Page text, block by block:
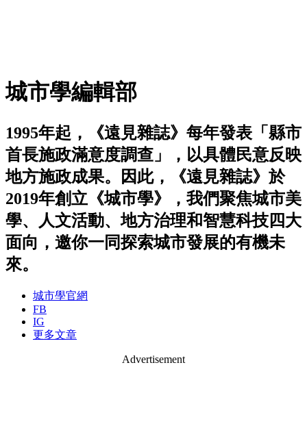
城市學編輯部
1995年起，《遠見雜誌》每年發表「縣市
首長施政滿意度調查」，以具體民意反映
地方施政成果。因此，《遠見雜誌》於
2019年創立《城市學》，我們聚焦城市美
學、人文活動、地方治理和智慧科技四大
面向，邀你一同探索城市發展的有機未
來。
城市學官網
FB
IG
更多文章
Advertisement